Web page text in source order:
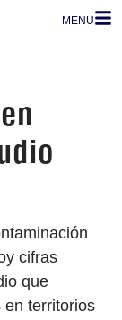
MENU
cifras
que
en territorios